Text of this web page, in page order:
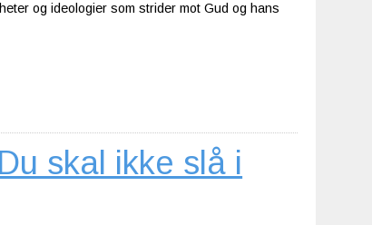
og ideologier som strider mot Gud og hans
skal ikke slå i